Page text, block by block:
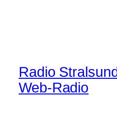
Radio
Web-Radio